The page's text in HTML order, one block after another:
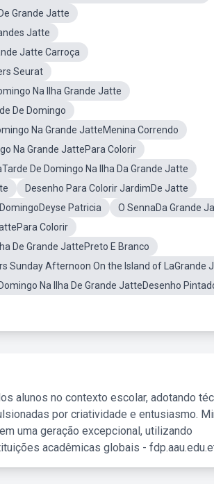
Grande Jatte
Jatte
Jatte Carroça
Seurat
Na Ilha Grande Jatte
De Domingo
Na Grande JatteMenina Correndo
Na Grande JattePara Colorir
De Domingo Na Ilha Da Grande Jatte
Desenho Para Colorir JardimDe Jatte
Patricia
O SennaDa Grande
Colorir
De Grande JattePreto E Branco
Sunday Afternoon On the Island of LaGrande
Na Ilha De Grande JatteDesenho
alunos no contexto escolar, adotando
por criatividade e entusiasmo.
uma geração excepcional, utilizando
acadêmicas globais -